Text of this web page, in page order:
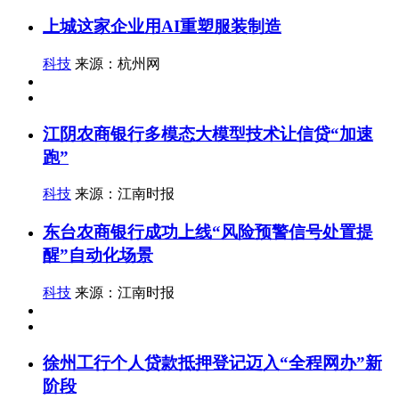
上城这家企业用AI重塑服装制造
科技 来源：杭州网
江阴农商银行多模态大模型技术让信贷“加速
跑”
科技 来源：江南时报
东台农商银行成功上线“风险预警信号处置提
醒”自动化场景
科技 来源：江南时报
徐州工行个人贷款抵押登记迈入“全程网办”新
阶段